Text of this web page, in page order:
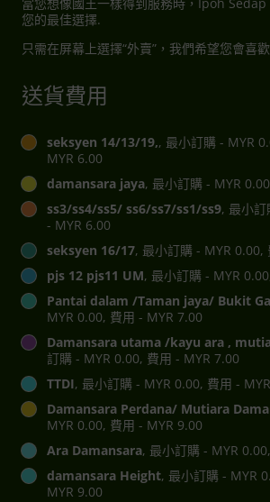
您的最佳選擇.
只需在屏幕上選擇“外賣”，我們希望您會喜
送貨費用
seksyen 14/13/19,, 最小訂購 - MYR
MYR 6.00
damansara jaya, 最小訂購 - MYR
ss3/ss4/ss5/ ss6/ss7/ss1/ss9, 最小
- MYR 6.00
seksyen 16/17, 最小訂購 - MYR 0.00,
pjs 12 pjs11 UM, 最小訂購 - MYR
Pantai dalam /Taman jaya/ Bukit
MYR 0.00, 費用 - MYR 7.00
Damansara utama /kayu ara ,
訂購 - MYR 0.00, 費用 - MYR 7.00
TTDI, 最小訂購 - MYR 0.00, 費用 -
Damansara Perdana/ Mutiara
MYR 0.00, 費用 - MYR 9.00
Ara Damansara, 最小訂購 - MYR
damansara Height, 最小訂購 - MYR
MYR 9.00